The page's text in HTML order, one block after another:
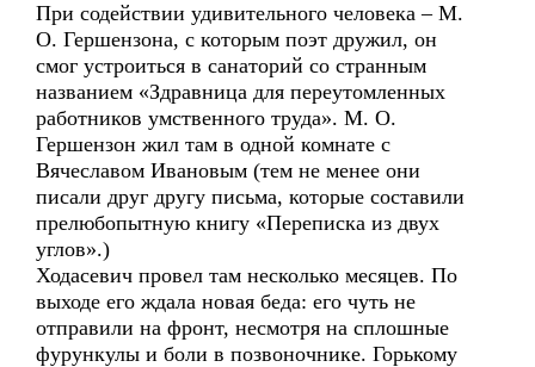
При содействии удивительного человека – М.
О. Гершензона, с которым поэт дружил, он
смог устроиться в санаторий со странным
названием «Здравница для переутомленных
работников умственного труда». М. О.
Гершензон жил там в одной комнате с
Вячеславом Ивановым (тем не менее они
писали друг другу письма, которые составили
прелюбопытную книгу «Переписка из двух
углов».)
Ходасевич провел там несколько месяцев. По
выходе его ждала новая беда: его чуть не
отправили на фронт, несмотря на сплошные
фурункулы и боли в позвоночнике. Горькому